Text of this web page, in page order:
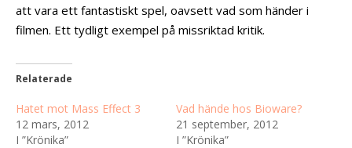
att vara ett fantastiskt spel, oavsett vad som händer i
filmen. Ett tydligt exempel på missriktad kritik.
Relaterade
Hatet mot Mass Effect 3
12 mars, 2012
I ”Krönika”
Vad hände hos Bioware?
21 september, 2012
I ”Krönika”